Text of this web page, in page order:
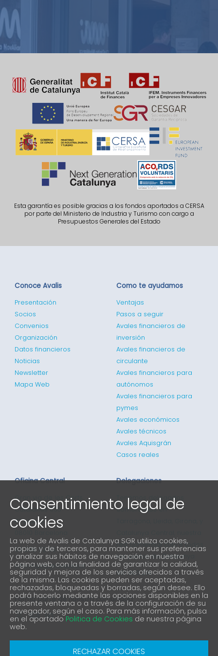
Esta garantía es posible gracias a los fondos aportados a CERSA
por parte del Ministerio de Industria y Turismo con cargo a
Presupuestos Generales del Estado
Conoce Avalis
Presentación
Socios
Convenios
Organización
Datos financieros
Noticias
Newsletter
Mapa Web
Como te ayudamos
Ventajas
Pasos a seguir
Avales financieros de
inversión
Avales financieros de
circulante
Avales financieros para
autónomos
Avales financieros para
pymes
Avales económicos
Avales técnicos
Avales Aquisgrán
Casos reales
Oficina Central
Gran via de les Corts
Catalanes 635
4ª planta
93 298 02 60
informacio@avalis.cat
Delegaciones
Tenemos delegados
comerciales en
red comercial cubre todos
los puntos de Catalunya
901 900 214
Forma parte de nuestra comunidad
Consentimiento legal de
cookies
La web de Avalis de Catalunya SGR utiliza cookies,
propias y de terceros, para mantener sus preferencias
y analizar sus hábitos de navegación en nuestra
página web, con la finalidad de garantizar la calidad,
seguridad y mejora de los servicios ofrecidos a través
de la misma. Las cookies pueden ser aceptadas,
rechazadas, bloqueadas y borradas, según desee. Ello
podrá hacerlo mediante las opciones disponibles en la
presente ventana o a través de la configuración de su
navegador, según el caso. Para más información, pulsa
en el apartado Politica de Cookies de nuestra página
web.
RECHAZAR COOKIES